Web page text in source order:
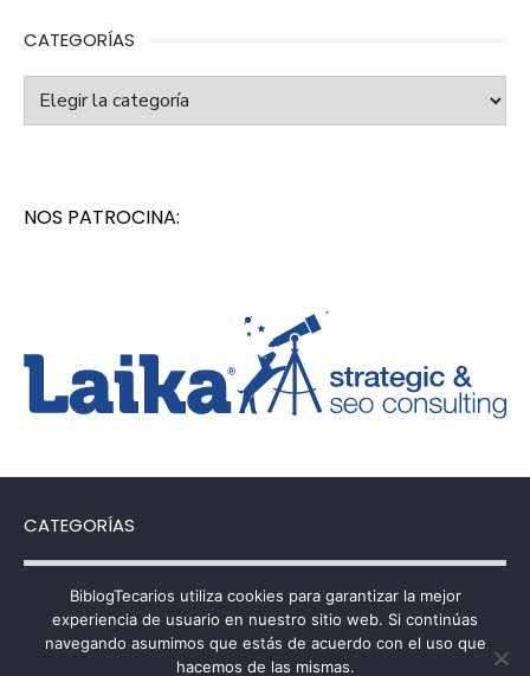
CATEGORÍAS
Categorías
NOS PATROCINA:
CATEGORÍAS
Categorías
BiblogTecarios utiliza cookies para garantizar la mejor
experiencia de usuario en nuestro sitio web. Si continúas
navegando asumimos que estás de acuerdo con el uso que
hacemos de las mismas.